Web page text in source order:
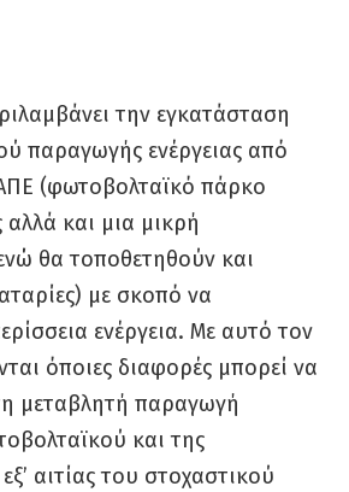
την εγκατάσταση
παραγωγής ενέργειας από
(φωτοβολταϊκό πάρκο
και μια μικρή
θα τοποθετηθούν και
με σκοπό να
ενέργεια. Με αυτό τον
όποιες διαφορές μπορεί να
μεταβλητή παραγωγή
και της
αιτίας του στοχαστικού